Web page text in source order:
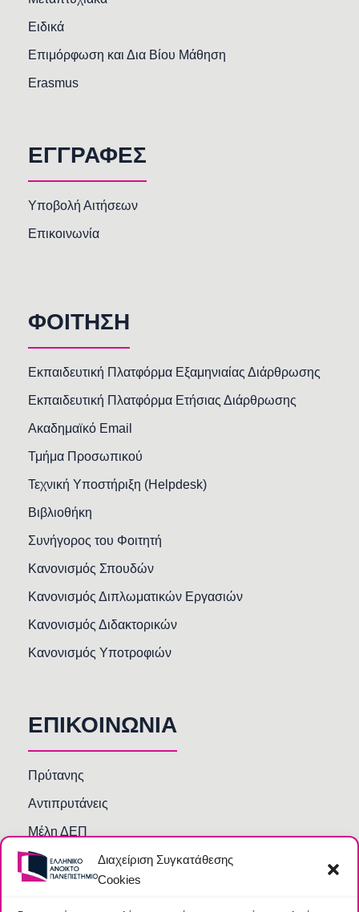
Διαχείριση Συγκατάθεσης
Cookies
Ειδικά
Επιμόρφωση και Δια Βίου Μάθηση
Erasmus
ΕΓΓΡΑΦΕΣ
Υποβολή Αιτήσεων
Επικοινωνία
ΦΟΙΤΗΣΗ
Εκπαιδευτική Πλατφόρμα Εξαμηνιαίας Διάρθρωσης
Εκπαιδευτική Πλατφόρμα Ετήσιας Διάρθρωσης
Ακαδημαϊκό Email
Τμήμα Προσωπικού
Τεχνική Υποστήριξη (Helpdesk)
Βιβλιοθήκη
Συνήγορος του Φοιτητή
Κανονισμός Σπουδών
Κανονισμός Διπλωματικών Εργασιών
Κανονισμός Διδακτορικών
Κανονισμός Υποτροφιών
ΕΠΙΚΟΙΝΩΝΙΑ
Πρύτανης
Αντιπρυτάνεις
Μέλη ΔΕΠ
Τμήματα και Υπηρεσίες
Γραμματείες Κοσμητειών Σχολών